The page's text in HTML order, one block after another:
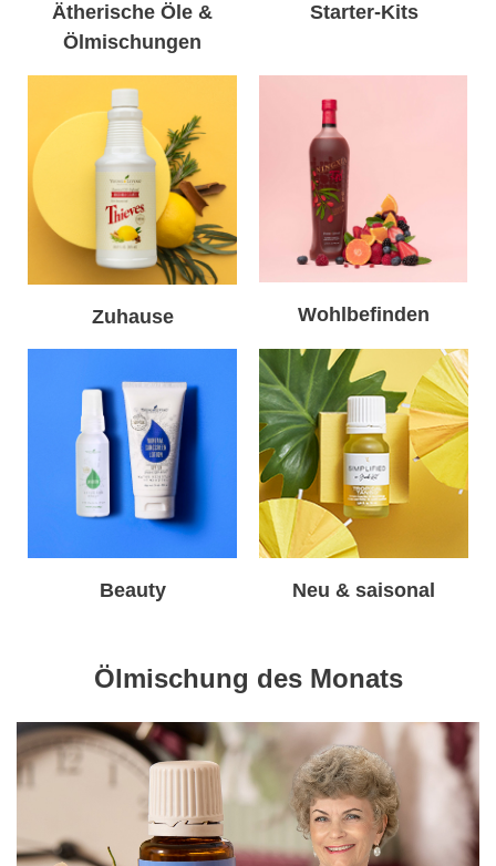
Ätherische Öle &
Ölmischungen
Starter-Kits
Zuhause Wohlbefinden
Beauty Neu & saisonal
Ölmischung des Monats